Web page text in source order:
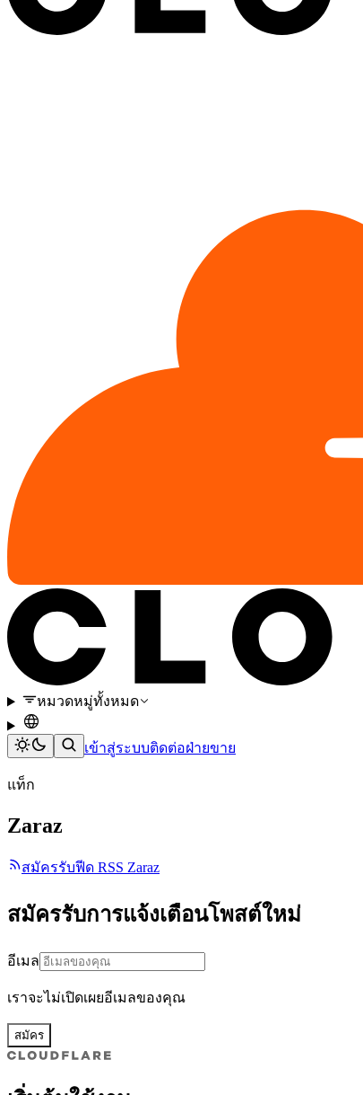
หมวดหมู่ทั้งหมด
เข้าสู่ระบบติดต่อฝ่ายขาย
แท็ก
Zaraz
สมัครรับฟีด RSS Zaraz
สมัครรับการแจ้งเตือนโพสต์ใหม่
อีเมล
เราจะไม่เปิดเผยอีเมลของคุณ
สมัคร